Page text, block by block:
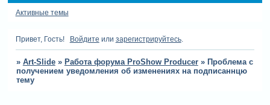
Активные темы
Привет, Гость! Войдите или зарегистрируйтесь.
» Art-Slide » Работа форума ProShow Producer » Проблема с
получением уведомления об изменениях на подписаннцю
тему